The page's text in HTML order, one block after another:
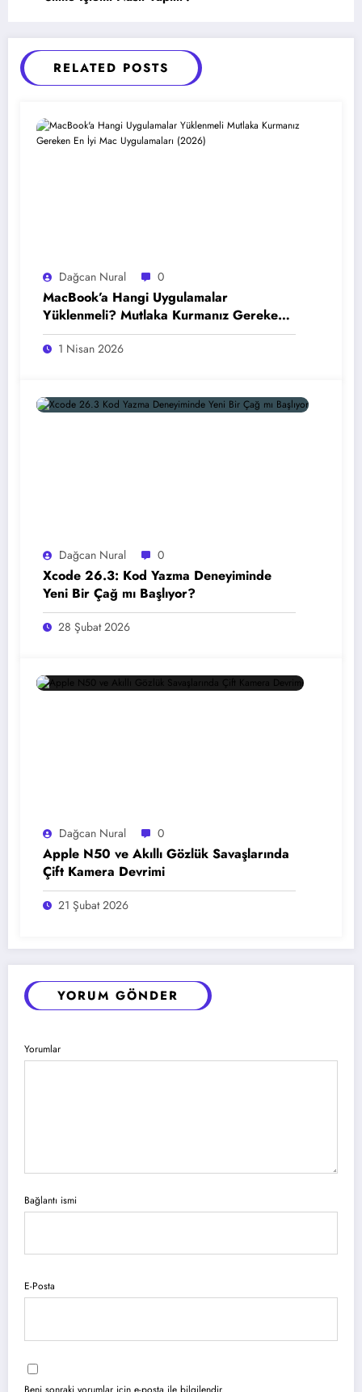
RELATED POSTS
Dağcan Nural 0
MacBook’a Hangi Uygulamalar
Yüklenmeli? Mutlaka Kurmanız Gereken
En İyi Mac Uygulamaları (2026)
1 Nisan 2026
Dağcan Nural 0
Xcode 26.3: Kod Yazma Deneyiminde
Yeni Bir Çağ mı Başlıyor?
28 Şubat 2026
Dağcan Nural 0
Apple N50 ve Akıllı Gözlük Savaşlarında
Çift Kamera Devrimi
21 Şubat 2026
YORUM GÖNDER
Yorumlar
Bağlantı ismi
E-Posta